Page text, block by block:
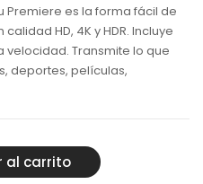
Premiere es la forma fácil de
HD, 4K y HDR. Incluye
velocidad. Transmite lo que
deportes, películas,
al carrito